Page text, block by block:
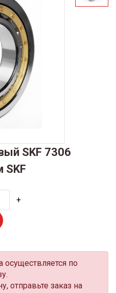
SKF 7306
SKF
+
осуществляется по
отправьте заказ на